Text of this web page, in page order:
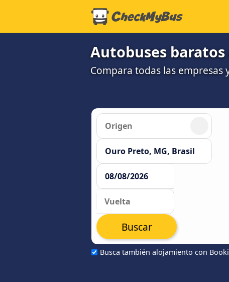
Autobuses baratos
Compara todas las empresas
Busca también alojamiento con
Buscar